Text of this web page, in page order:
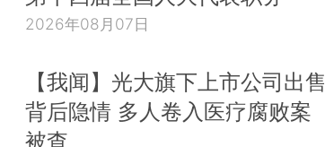
2026年08月07日
【我闻】光大旗下上市公司出售
背后隐情 多人卷入医疗腐败案
被查